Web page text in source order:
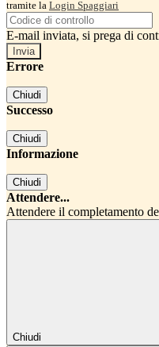
tramite la Login Spaggiari
E-mail inviata, si prega di
Errore
Chiudi
Successo
Chiudi
Informazione
Chiudi
Attendere...
Attendere il completamento
Chiudi